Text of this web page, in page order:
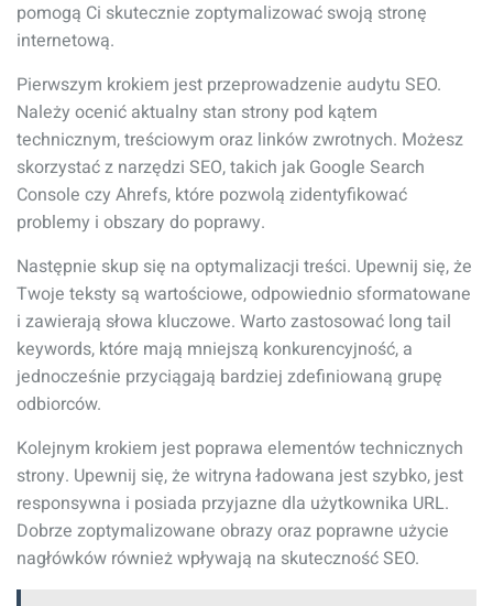
pomogą Ci skutecznie zoptymalizować swoją stronę
internetową.
Pierwszym krokiem jest przeprowadzenie audytu SEO.
Należy ocenić aktualny stan strony pod kątem
technicznym, treściowym oraz linków zwrotnych. Możesz
skorzystać z narzędzi SEO, takich jak Google Search
Console czy Ahrefs, które pozwolą zidentyfikować
problemy i obszary do poprawy.
Następnie skup się na optymalizacji treści. Upewnij się, że
Twoje teksty są wartościowe, odpowiednio sformatowane
i zawierają słowa kluczowe. Warto zastosować long tail
keywords, które mają mniejszą konkurencyjność, a
jednocześnie przyciągają bardziej zdefiniowaną grupę
odbiorców.
Kolejnym krokiem jest poprawa elementów technicznych
strony. Upewnij się, że witryna ładowana jest szybko, jest
responsywna i posiada przyjazne dla użytkownika URL.
Dobrze zoptymalizowane obrazy oraz poprawne użycie
nagłówków również wpływają na skuteczność SEO.